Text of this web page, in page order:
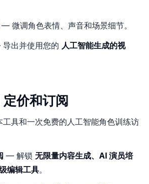
微调角色表情、声音和场景细节。
出并使用您的 人工智能生成的视
价和订阅
具和一次免费的人工智能角色训练访
— 解锁 无限量内容生成、AI 演员培
编辑工具。